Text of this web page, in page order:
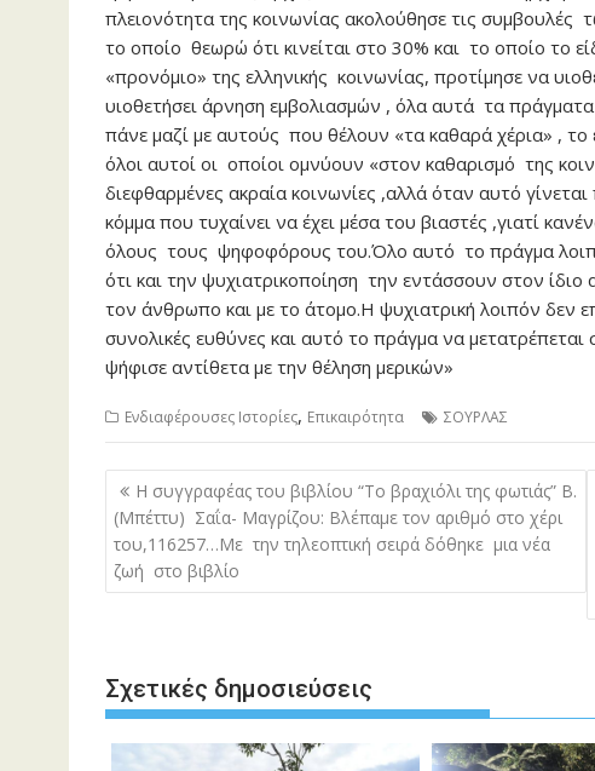
πλειονότητα της κοινωνίας ακολούθησε τις
το οποίο θεωρώ ότι κινείται στο 30% και το οποίο το
«προνόμιο» της ελληνικής κοινωνίας, προτίμησε να
υιοθετήσει άρνηση εμβολιασμών , όλα αυτά τα
πάνε μαζί με αυτούς που θέλουν «τα καθαρά χέρια» ,
όλοι αυτοί οι οποίοι ομνύουν «στον καθαρισμό της
διεφθαρμένες ακραία κοινωνίες ,αλλά όταν αυτό
κόμμα που τυχαίνει να έχει μέσα του βιαστές ,γιατί
όλους τους ψηφοφόρους του.Όλο αυτό το πράγμα
ότι και την ψυχιατρικοποίηση την εντάσσουν στον ίδιο
τον άνθρωπο και με το άτομο.Η ψυχιατρική λοιπόν δεν
συνολικές ευθύνες και αυτό το πράγμα να
ψήφισε αντίθετα με την θέληση μερικών»
Ενδιαφέρουσες Ιστορίες, Επικαιρότητα ΣΟΥΡΛΑΣ
Πλοήγηση
άρθρων
Η συγγραφέας του βιβλίου “Το βραχιόλι της φωτιάς” Β.
(Μπέττυ) Σαΐα- Μαγρίζου: Βλέπαμε τον αριθμό στο χέρι
του,116257…Με την τηλεοπτική σειρά δόθηκε μια νέα
ζωή στο βιβλίο
Σχετικές δημοσιεύσεις